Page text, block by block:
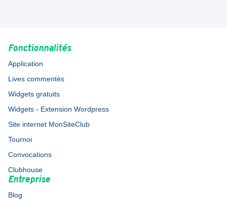
Fonctionnalités
Application
Lives commentés
Widgets gratuits
Widgets - Extension Wordpress
Site internet MonSiteClub
Tournoi
Convocations
Clubhouse
Entreprise
Blog